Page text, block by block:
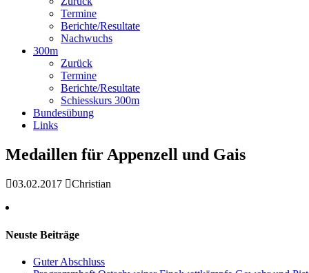
Termine
Berichte/Resultate
Nachwuchs
300m
Zurück
Termine
Berichte/Resultate
Schiesskurs 300m
Bundesübung
Links
Medaillen für Appenzell und Gais
03.02.2017 Christian
Neuste Beiträge
Guter Abschluss